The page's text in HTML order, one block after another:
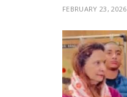
FEBRUARY 23, 2026